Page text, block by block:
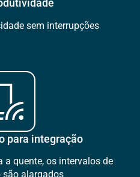
sem interrupções
para integração
quente, os intervalos de
são alargados